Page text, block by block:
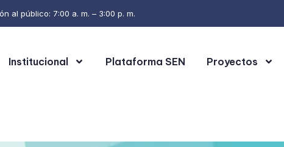
al público: 7:00 a. m. – 3:00 p. m.
Institucional Plataforma SEN Proyectos